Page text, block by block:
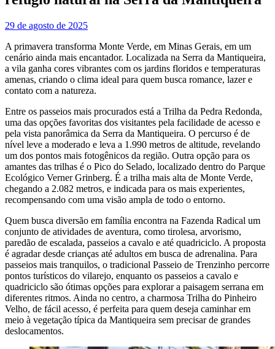
29 de agosto de 2025
A primavera transforma Monte Verde, em Minas Gerais, em um
cenário ainda mais encantador. Localizada na Serra da Mantiqueira,
a vila ganha cores vibrantes com os jardins floridos e temperaturas
amenas, criando o clima ideal para quem busca romance, lazer e
contato com a natureza.
Entre os passeios mais procurados está a Trilha da Pedra Redonda,
uma das opções favoritas dos visitantes pela facilidade de acesso e
pela vista panorâmica da Serra da Mantiqueira. O percurso é de
nível leve a moderado e leva a 1.990 metros de altitude, revelando
um dos pontos mais fotogênicos da região. Outra opção para os
amantes das trilhas é o Pico do Selado, localizado dentro do Parque
Ecológico Verner Grinberg. É a trilha mais alta de Monte Verde,
chegando a 2.082 metros, e indicada para os mais experientes,
recompensando com uma visão ampla de todo o entorno.
Quem busca diversão em família encontra na Fazenda Radical um
conjunto de atividades de aventura, como tirolesa, arvorismo,
paredão de escalada, passeios a cavalo e até quadriciclo. A proposta
é agradar desde crianças até adultos em busca de adrenalina. Para
passeios mais tranquilos, o tradicional Passeio de Trenzinho percorre
pontos turísticos do vilarejo, enquanto os passeios a cavalo e
quadriciclo são ótimas opções para explorar a paisagem serrana em
diferentes ritmos. Ainda no centro, a charmosa Trilha do Pinheiro
Velho, de fácil acesso, é perfeita para quem deseja caminhar em
meio à vegetação típica da Mantiqueira sem precisar de grandes
deslocamentos.